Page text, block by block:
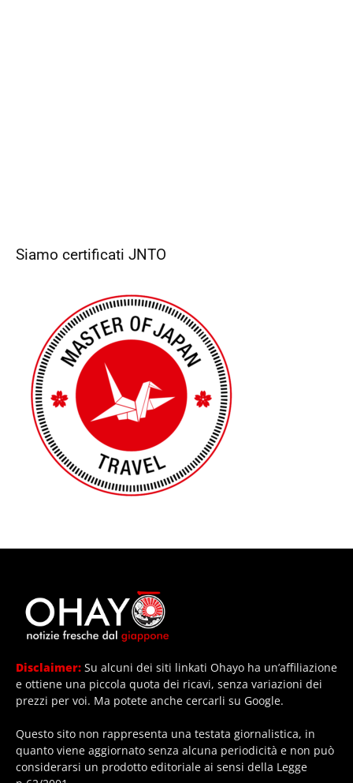
Siamo certificati JNTO
Disclaimer: Su alcuni dei siti linkati Ohayo ha un’affiliazione
e ottiene una piccola quota dei ricavi, senza variazioni dei
prezzi per voi. Ma potete anche cercarli su Google.
Questo sito non rappresenta una testata giornalistica, in
quanto viene aggiornato senza alcuna periodicità e non può
considerarsi un prodotto editoriale ai sensi della Legge